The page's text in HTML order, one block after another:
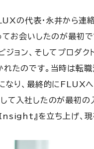
の代表・永井から連
お会いしたのが最初で
ジョン、そしてプロダ
たのです。当時は転職
なり、最終的にFLUX
て入社したのが最初の
』を立ち上げ、現